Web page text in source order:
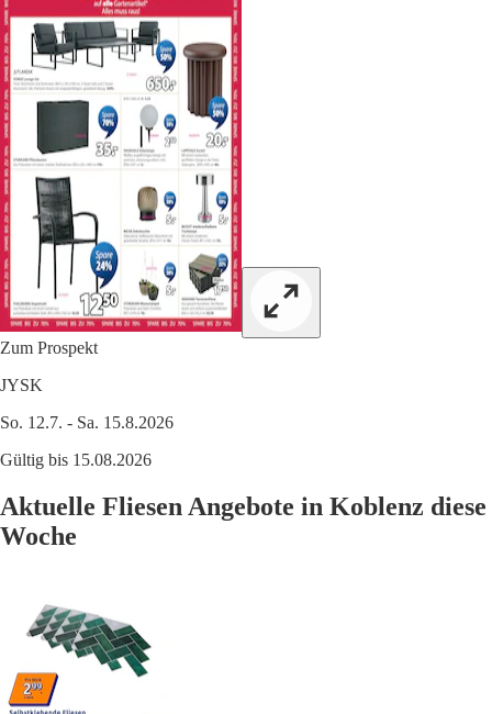
Zum Prospekt
JYSK
So. 12.7. - Sa. 15.8.2026
Gültig bis 15.08.2026
Aktuelle Fliesen Angebote in Koblenz diese
Woche